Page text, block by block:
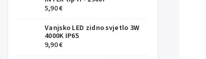
5,90 €
Vanjsko LED zidno svjetlo 3W
4000K IP65
9,90 €